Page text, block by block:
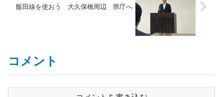
飯田線を使おう 大久保橋周辺 県庁へ
コメント